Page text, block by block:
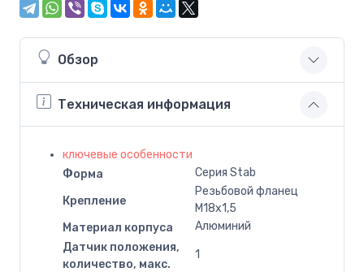
Обзор
Техническая информация
ключевые особенности
Форма
Серия Stab
Крепление
Резьбовой фланец
M18x1,5
Материал корпуса
Алюминий
Датчик положения,
количество, макс.
1